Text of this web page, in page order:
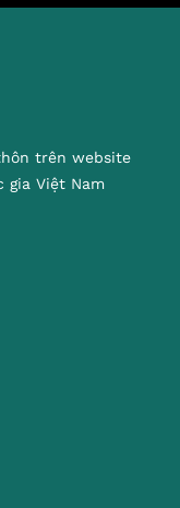
trên website
gia Việt Nam